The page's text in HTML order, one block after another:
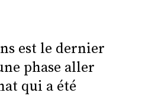
est le dernier
phase aller
qui a été